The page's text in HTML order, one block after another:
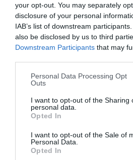
your opt-out. You may separately
disclosure of your personal
IAB’s list of downstream
also be disclosed by us to third
Downstream Participants that may
Personal Data Processing Opt
Outs
I want to opt-out of the Sharing
personal data.
Opted In
I want to opt-out of the Sale of
Personal Data.
Opted In
Διαχείριση
Για να παρέχουμε την καλύτερη εμπειρία,
cookies για την αποθήκευση ή/και την
Η συγκατάθεση για τις εν λόγω τεχνολογίες
επεξεργαστούμε δεδομένα προσωπικού
περιήγησης ή μοναδικά αναγνωριστικά σε
συγκατάθεση ή η ανάκληση της
αρνητικά ορισμένες λειτουργίες και
ΠΡΟΒΟΛΉ
Πολιτική Cookies
F
ac
e
b
o
o
k
M
as
to
d
o
n
E
m
ail
Μ
οι
ρ
α
σ
τε
ε
elassona ελασσόνα
PREVIOUS ARTICLE
Κ. ΤΖΑΝΑΚΟΎΛΗΣ: ΤΗΝ ΚΥΡΙΑΚΉ
NEXT ARTICLE